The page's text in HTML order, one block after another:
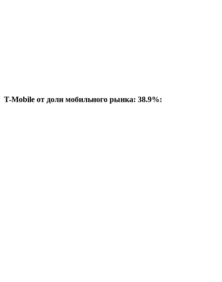
T-Mobile от доли мобильного рынка: 38.9%: